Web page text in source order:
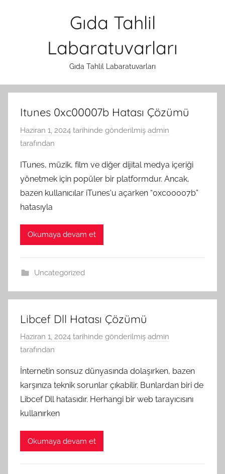
Gıda Tahlil
Labaratuvarları
Gıda Tahlil Labaratuvarları
Itunes 0xc00007b Hatası Çözümü
Haziran 1, 2024 tarihinde gönderilmiş admin
tarafından
ITunes, müzik, film ve diğer dijital medya içeriği
yönetmek için popüler bir platformdur. Ancak,
bazen kullanıcılar iTunes'u açarken “0xc00007b”
hatasıyla
Okumaya devam et
Uncategorized
Libcef Dll Hatası Çözümü
Haziran 1, 2024 tarihinde gönderilmiş admin
tarafından
İnternetin sonsuz dünyasında dolaşırken, bazen
karşınıza teknik sorunlar çıkabilir. Bunlardan biri de
Libcef Dll hatasıdır. Herhangi bir web tarayıcısını
kullanırken
Okumaya devam et